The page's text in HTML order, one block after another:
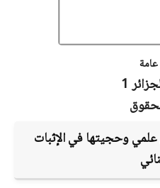
1
وحجيتها في الإثبات